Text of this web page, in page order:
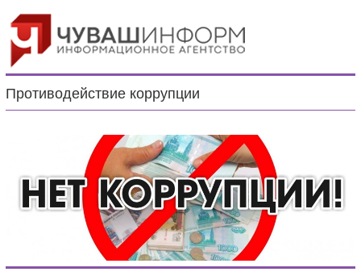
Противодействие коррупции